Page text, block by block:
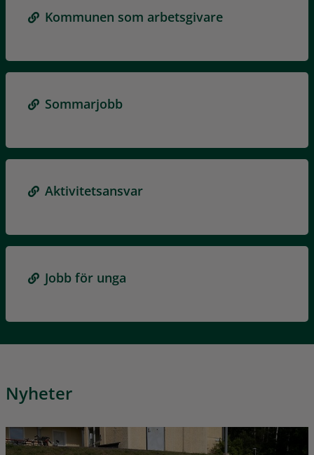
Kommunen som arbetsgivare
Sommarjobb
Aktivitetsansvar
Jobb för unga
Nyheter